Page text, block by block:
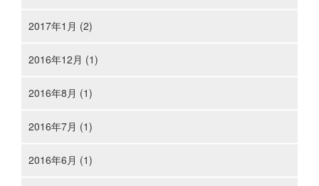
2017年1月 (2)
2016年12月 (1)
2016年8月 (1)
2016年7月 (1)
2016年6月 (1)